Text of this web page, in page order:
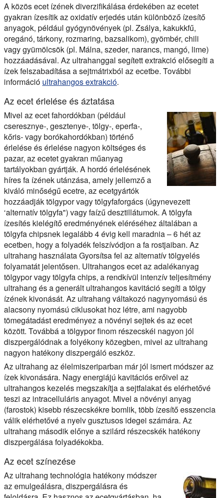
A közös ecet ízének diverzifikálása érdekében az ecetet
gyakran ízesítik az oxidatív erjedés után különböző ízesítő
anyagok, például gyógynövények (pl. Zsálya, kakukkfű,
oregánó, tárkony, rozmaring, bazsalikom), gyömbér, chili
vagy gyümölcsök (pl. Málna, szeder, narancs, mangó, lime)
hozzáadásával. Az ultrahanggal segített extrakció elősegíti a
ízek felszabadításaa sejtmátrixból az ecetbe. További
információ ultrahangos extrakció.
Az ecet érlelése és áztatása
Mivel az ecet fahordókban (például
cseresznye-, gesztenye-, tölgy-, eperfa-,
kőris- vagy borókahordókban) történő
érlelése és érlelése nagyon költséges és
pazar, az ecetet gyakran műanyag
tartályokban gyártják. A hordó érlelésének
híres fa ízének utánzása, amely jellemző a
kiváló minőségű ecetre, az ecetgyártók
hozzáadjáktölgypor vagy tölgyfaforgács (úgynevezett
‘alternatív tölgyfa") vagy faízű desztillátumok. A tölgyfa
ízesítés kielégítő eredményének eléréséhez általában a
tölgyfa chipsnek legalább 4 évig kell maradnia – 6 hét az
ecetben, hogy a folyadék felszívódjon a fa rostjaiban. Az
ultrahang használataGyorsítsa fel az alternatív tölgyelés
folyamatát jelentősen. Ultrahangos ecet az adalékanyag
tölgypor vagy tölgyfa chips, a rendkívül intenzív teljesítmény
ultrahang és a generált ultrahangos kavitáció segíti a tölgy
ízének kivonását. Az ultrahang váltakozó nagynyomású és
alacsony nyomású ciklusokat hoz létre, ami nagyobb
tömegátadást eredményez a növényi sejtek és az ecet
között. Továbbá a tölgypor finom részecskéi nagyon jól
diszpergálódnak a folyékony közegben, mivel az ultrahang
nagyon hatékony diszpergáló eszköz.
Az ultrahang az élelmiszeriparban már jól ismert módszer az
ízek kivonására. Nagy energiájú kavitációs erőivel az
ultrahangos kezelés megszakítja a sejtfalakat és elérhetővé
teszi az intracelluláris anyagot. Mivel a növényi anyag
(farostok) kisebb részecskékre bomlik, több ízesítő esszencia
válik elérhetővé a nyelv gusztusos idegei számára. Az
ultrahang második előnye a szilárd részecskék hatékony
diszpergálása folyadékokba.
Az ecet színezése
Az ultrahang technológia hatékony módszer
az emulgeálásra, diszpergálásra és